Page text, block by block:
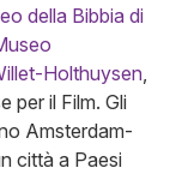
della Bibbia di
Holthuysen
per il Film. Gli
Amsterdam-
città a Paesi